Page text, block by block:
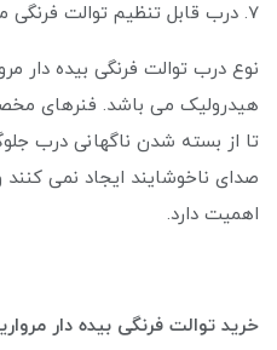
7. درب قابل تنظیم توالت فرنگی مدل مگا مروارید
هیدرولیک می باشد. فنرهای
تا از بسته شدن ناگهانی درب
صدای ناخوشایند ایجاد نمی کنند
اهمیت دارد.